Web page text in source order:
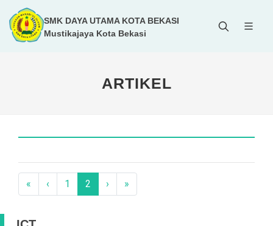
SMK DAYA UTAMA KOTA BEKASI
Mustikajaya Kota Bekasi
ARTIKEL
« ‹ 1 2 › »